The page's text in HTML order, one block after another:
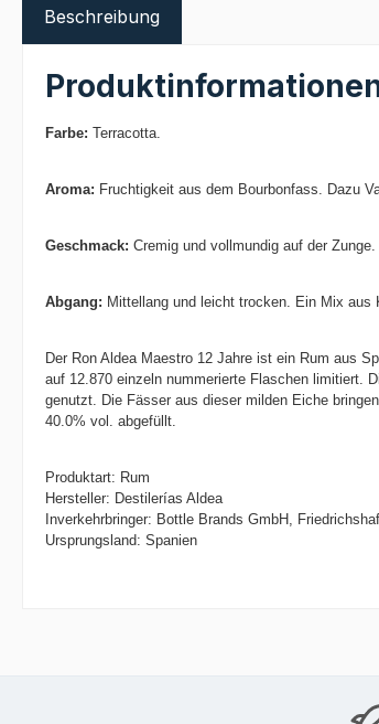
Beschreibung
Farbe: Terracotta.
Aroma: Fruchtigkeit aus dem Bourbonfass. Dazu
Geschmack: Cremig und vollmundig auf der
Abgang: Mittellang und leicht trocken. Ein Mix
Der Ron Aldea Maestro 12 Jahre ist ein Rum aus
auf 12.870 einzeln nummerierte Flaschen limitiert.
genutzt. Die Fässer aus dieser milden Eiche
40.0% vol. abgefüllt.
Produktart: Rum
Hersteller: Destilerías Aldea
Inverkehrbringer: Bottle Brands GmbH,
Ursprungsland: Spanien